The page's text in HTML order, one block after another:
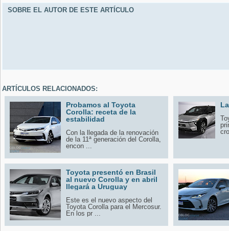
SOBRE EL AUTOR DE ESTE ARTÍCULO
ARTÍCULOS RELACIONADOS:
Probamos al Toyota
Corolla: receta de la
estabilidad
Con la llegada de la renovación
de la 11ª generación del Corolla,
encon ...
Toyota presentó en Brasil
al nuevo Corolla y en abril
llegará a Uruguay
Este es el nuevo aspecto del
Toyota Corolla para el Mercosur.
En los pr ...